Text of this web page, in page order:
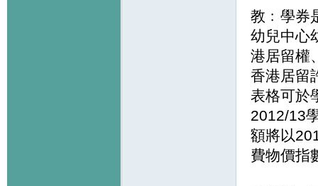
教﹕學券
幼兒中心
港居留權
香港居留
表格可於
2012/13
額將以
費物價指